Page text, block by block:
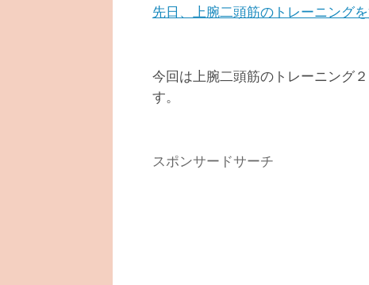
先日、上腕二頭筋のトレーニングを
今回は上腕二頭筋のトレーニング
す。
スポンサードサーチ